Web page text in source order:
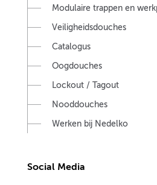
Modulaire trappen en
Veiligheidsdouches
Catalogus
Oogdouches
Lockout / Tagout
Nooddouches
Werken bij Nedelko
Social Media